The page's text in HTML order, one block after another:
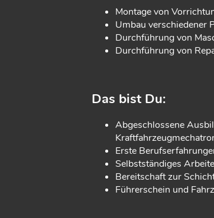
Montage von
Umbau verschiedener
Durchführung von
Durchführung von
Das bist Du:
Abgeschlossene
Erste
Selbstständiges
Bereitschaft zur
Führerschein und